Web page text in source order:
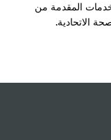
المقدمة من